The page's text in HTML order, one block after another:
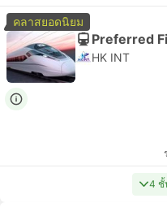
คลาสยอดนิยม
Preferred
HK INT
4 ชั้